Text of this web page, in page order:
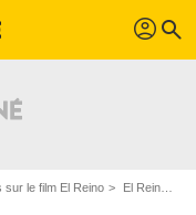
profil search
sur le film El Reino El Reino : Critique presse